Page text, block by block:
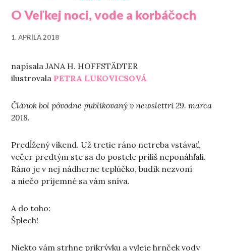
O Veľkej noci, vode a korbáčoch
1. APRÍLA 2018
napísala JANA H. HOFFSTÄDTER
ilustrovala PETRA LUKOVICSOVÁ
Článok bol pôvodne publikovaný v newslettri 29. marca
2018.
Predĺžený víkend. Už tretie ráno netreba vstávať,
večer predtým ste sa do postele príliš neponáhľali.
Ráno je v nej nádherne teplúčko, budík nezvoní
a niečo príjemné sa vám sníva.
A do toho:
Šplech!
Niekto vám strhne prikrývku a vyleje hrnček vody